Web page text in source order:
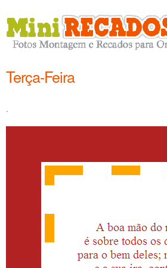
Terça-Feira
.